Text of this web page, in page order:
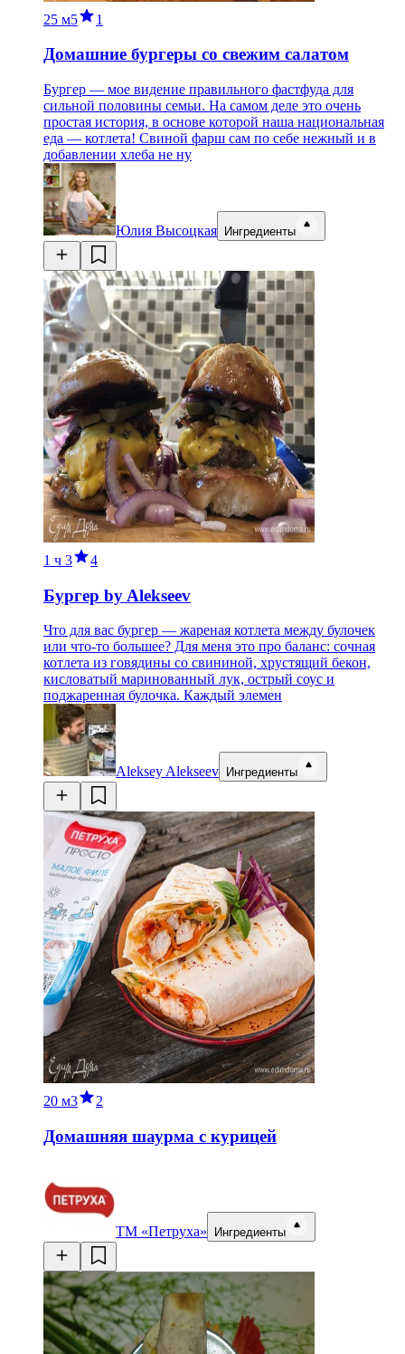
25 м5 1
Домашние бургеры со свежим салатом
Бургер — мое видение правильного фастфуда для
сильной половины семьи. На самом деле это очень
простая история, в основе которой наша национальная
еда — котлета! Свиной фарш сам по себе нежный и в
добавлении хлеба не ну
Юлия Высоцкая Ингредиенты
1 ч 3 4
Бургер by Alekseev
Что для вас бургер — жареная котлета между булочек
или что-то большее? Для меня это про баланс: сочная
котлета из говядины со свининой, хрустящий бекон,
кисловатый маринованный лук, острый соус и
поджаренная булочка. Каждый элемен
Aleksey Alekseev Ингредиенты
20 м3 2
Домашняя шаурма с курицей
ТМ «Петруха» Ингредиенты